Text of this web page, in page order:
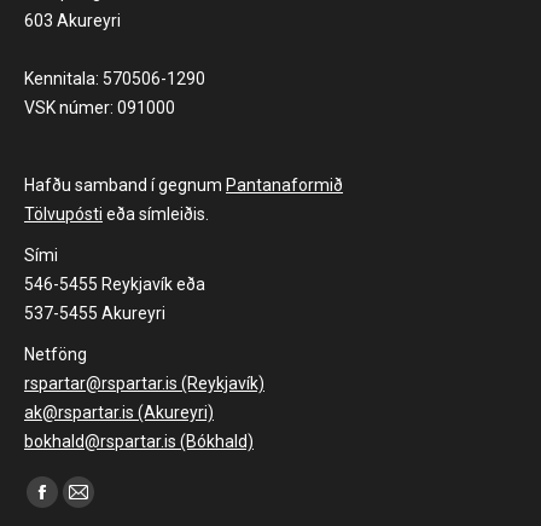
603 Akureyri
Kennitala: 570506-1290
VSK númer: 091000
Hafðu samband í gegnum Pantanaformið
Tölvupósti eða símleiðis.
Sími
546-5455 Reykjavík eða
537-5455 Akureyri
Netföng
rspartar@rspartar.is (Reykjavík)
ak@rspartar.is (Akureyri)
bokhald@rspartar.is (Bókhald)
Find us on:
Facebook
Mail